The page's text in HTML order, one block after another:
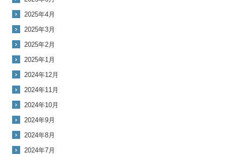
2025年4月
2025年3月
2025年2月
2025年1月
2024年12月
2024年11月
2024年10月
2024年9月
2024年8月
2024年7月